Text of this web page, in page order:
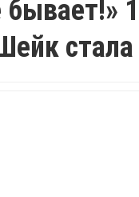
бывает!»
стала